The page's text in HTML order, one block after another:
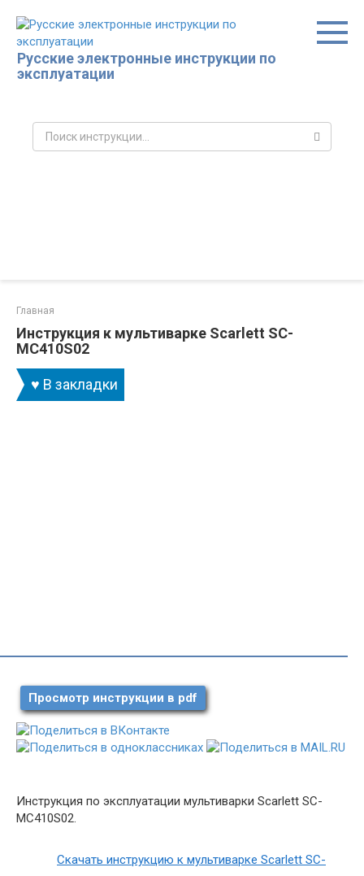
контенту
Русские электронные инструкции по
эксплуатации
Поиск:
Главная
Инструкция к мультиварке Scarlett SC-
MC410S02
♥ В закладки
Просмотр инструкции в pdf
Инструкция по эксплуатации мультиварки Scarlett SC-
MC410S02.
Скачать инструкцию к мультиварке Scarlett SC-